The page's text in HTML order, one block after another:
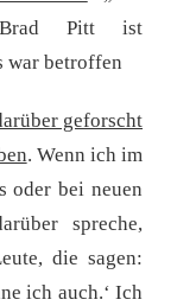
Pitt ist
war betroffen
geforscht
. Wenn ich im
oder bei neuen
spreche,
die sagen:
ich auch.‘ Ich